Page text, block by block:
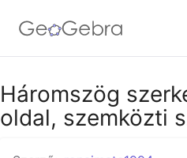
Google Classroom
Háromszög
oldal, szemközti